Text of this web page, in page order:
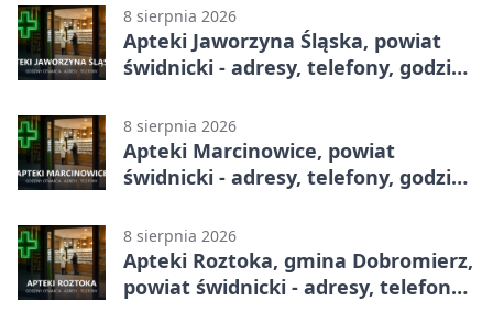
8 sierpnia 2026
Apteki Jaworzyna Śląska, powiat
świdnicki - adresy, telefony, godziny
8 sierpnia 2026
Apteki Marcinowice, powiat
świdnicki - adresy, telefony, godziny
8 sierpnia 2026
Apteki Roztoka, gmina Dobromierz,
powiat świdnicki - adresy, telefony,